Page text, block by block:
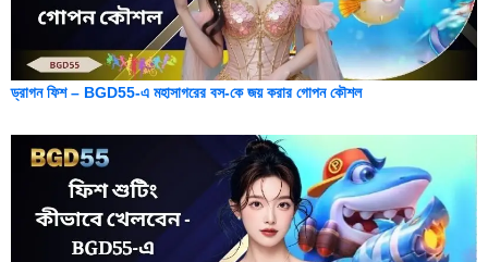
ড্রাগন ফিশ – BGD55-এ মহাসাগরের বস-কে জয় করার গোপন কৌশল